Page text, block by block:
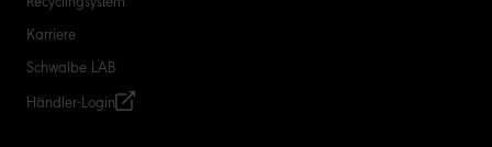
Karriere
Schwalbe LAB
Händler-Login